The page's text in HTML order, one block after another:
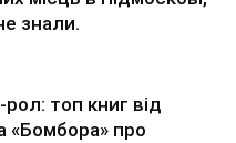
знали.
топ книг від
«Бомбора» про